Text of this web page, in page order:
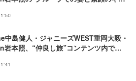
中島健人・ジャニーズWEST重岡大毅・
本照、“仲良し旅”コンテンツ内で公